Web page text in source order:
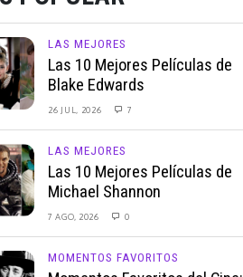
LAS MEJORES
Las 10 Mejores Películas de
Blake Edwards
26 JUL, 2026 7
LAS MEJORES
Las 10 Mejores Películas de
Michael Shannon
7 AGO, 2026 0
MOMENTOS FAVORITOS